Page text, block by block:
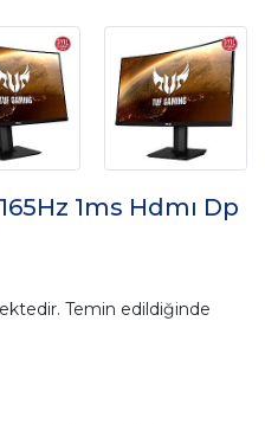
1ms Hdmı Dp
Temin edildiğinde